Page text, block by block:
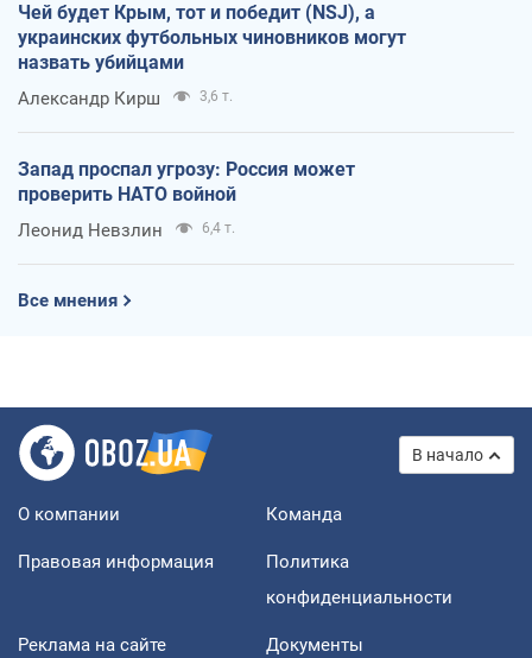
Чей будет Крым, тот и победит (NSJ), а
украинских футбольных чиновников могут
назвать убийцами
Александр Кирш 3,6 т.
Запад проспал угрозу: Россия может
проверить НАТО войной
Леонид Невзлин 6,4 т.
Все мнения
В начало
О компании Команда
Правовая информация
Политика
конфиденциальности
Реклама на сайте Документы